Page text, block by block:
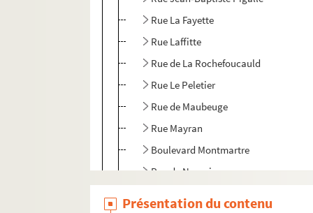
Rue La Fayette
Rue Laffitte
Rue de La Rochefoucauld
Rue Le Peletier
Rue de Maubeuge
Rue Mayran
Boulevard Montmartre
Rue de Navarin
Présentation du contenu